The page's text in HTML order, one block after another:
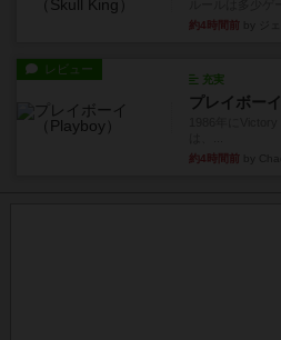
約4時間前
レビュー
充実
プレイボーイ
約4時間前